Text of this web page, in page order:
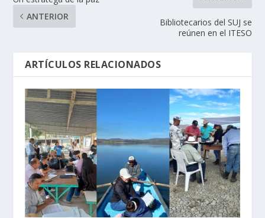
ANTERIOR
Bibliotecarios del SUJ se
reúnen en el ITESO
ARTÍCULOS RELACIONADOS